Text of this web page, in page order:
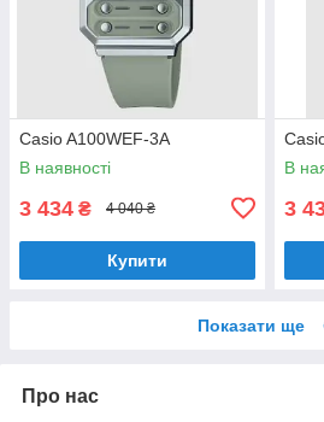
Casio A100WEF-3A
В наявності
3 434 ₴ 4 040 ₴
Купити
В
3
Показати ще
Про нас